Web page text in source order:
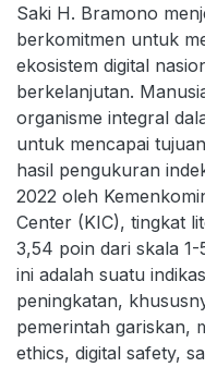
Saki H. Bramono
berkomitmen untuk
ekosistem digital
berkelanjutan.
organisme integral
untuk mencapai
hasil pengukuran
2022 oleh
Center (KIC), tingkat
3,54 poin dari skala
ini adalah suatu
peningkatan,
pemerintah gariskan,
ethics, digital safety,